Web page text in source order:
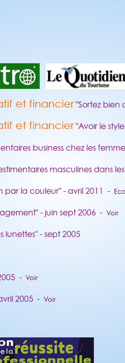
et financier"Sortez bien
et financier"Avoir le
business chez les
masculines dans
par la couleur" - avril 2011 -
- juin sept 2006 - Voir
lunettes" - sept 2005
- Voir
2005 - Voir